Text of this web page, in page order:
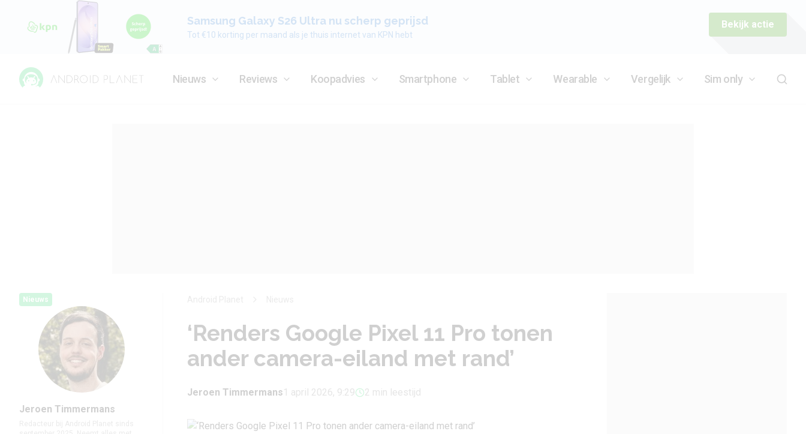
Samsung Galaxy S26 Ultra nu scherp geprijsd
Tot €10 korting per maand als je thuis internet van KPN hebt
Bekijk actie
Nieuws Reviews Koopadvies Smartphone Tablet Wearable Vergelijk Sim only
Nieuws
Jeroen Timmermans
‘Renders Google Pixel 11 Pro tonen
ander camera-eiland met rand’
Jeroen Timmermans 1 april 2026, 9:29 2 min leestijd